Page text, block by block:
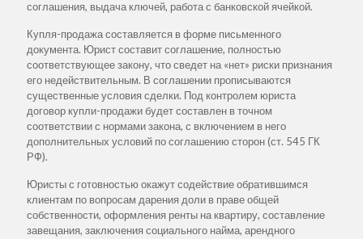
соглашения, выдача ключей, работа с банковской ячейкой.
Купля-продажа составляется в форме письменного
документа. Юрист составит соглашение, полностью
соответствующее закону, что сведет на «нет» риски признания
его недействительным. В соглашении прописываются
существенные условия сделки. Под контролем юриста
договор купли-продажи будет составлен в точном
соответствии с нормами закона, с включением в него
дополнительных условий по соглашению сторон (ст. 545 ГК
РФ).
Юристы с готовностью окажут содействие обратившимся
клиентам по вопросам дарения доли в праве общей
собственности, оформления ренты на квартиру, составление
завещания, заключения социального найма, арендного